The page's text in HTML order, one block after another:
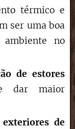
térmico e
ser uma boa
no
de estores
dar maior
exteriores de